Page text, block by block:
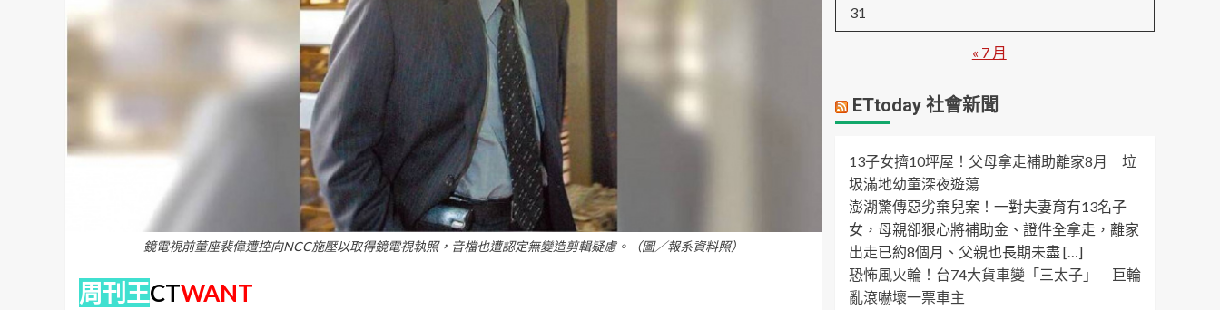
鏡電視前董座裴偉遭控向NCC施壓以取得鏡電視執照，音檔也遭認定無變造剪輯疑慮。（圖／報系資料照）
周刊王CTWANT
31
« 7 月
ETtoday 社會新聞
13子女擠10坪屋！父母拿走補助離家8月 垃
圾滿地幼童深夜遊蕩
澎湖驚傳惡劣棄兒案！一對夫妻育有13名子
女，母親卻狠心將補助金、證件全拿走，離家
出走已約8個月、父親也長期未盡 […]
恐怖風火輪！台74大貨車變「三太子」 巨輪
亂滾嚇壞一票車主